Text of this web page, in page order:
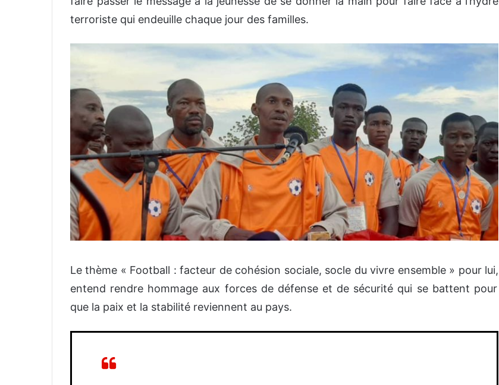
terroriste qui endeuille chaque jour des familles.
Le thème « Football : facteur de cohésion sociale, socle du vivre ensemble» pour lui,
entend rendre hommage aux forces de défense et de sécurité qui se battent pour
que la paix et la stabilité reviennent au pays.